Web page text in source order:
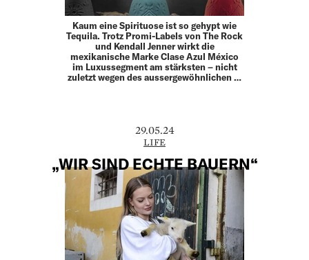
Kaum eine Spirituose ist so gehypt wie
Tequila. Trotz Promi-Labels von The Rock
und Kendall Jenner wirkt die
mexikanische Marke Clase Azul México
im Luxussegment am stärksten – nicht
zuletzt wegen des aussergewöhnlichen …
29.05.24
LIFE
„WIR SIND ECHTE BAUERN“